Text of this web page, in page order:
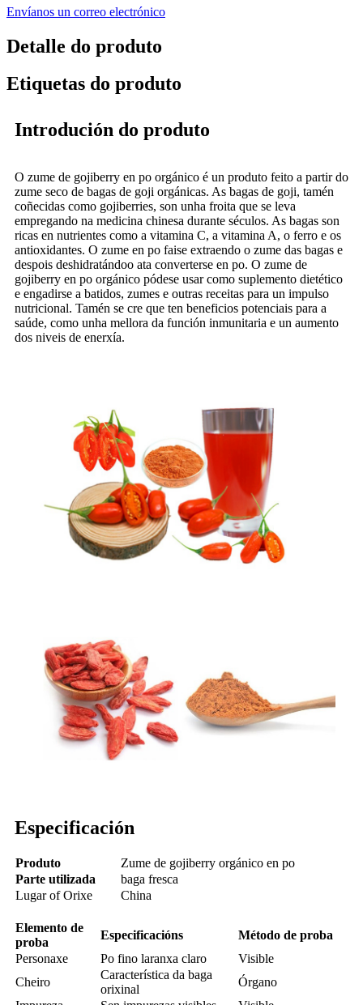
Envíanos un correo electrónico
Detalle do produto
Etiquetas do produto
Introdución do produto
O zume de gojiberry en po orgánico é un produto feito a partir do
zume seco de bagas de goji orgánicas. As bagas de goji, tamén
coñecidas como gojiberries, son unha froita que se leva
empregando na medicina chinesa durante séculos. As bagas son
ricas en nutrientes como a vitamina C, a vitamina A, o ferro e os
antioxidantes. O zume en po faise extraendo o zume das bagas e
despois deshidratándoo ata converterse en po. O zume de
gojiberry en po orgánico pódese usar como suplemento dietético
e engadirse a batidos, zumes e outras receitas para un impulso
nutricional. Tamén se cre que ten beneficios potenciais para a
saúde, como unha mellora da función inmunitaria e un aumento
dos niveis de enerxía.
Especificación
Produto
Zume de gojiberry orgánico en po
Parte utilizada
baga fresca
Lugar of Orixe China
Elemento de
proba
Especificacións
Método de proba
Personaxe
Po fino laranxa claro
Visible
Cheiro
Característica da baga
orixinal
Órgano